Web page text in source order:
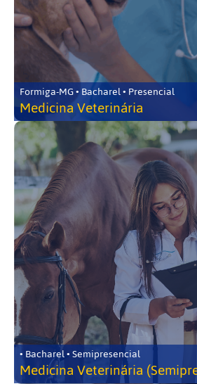
Formiga-MG • Bacharel • Presencial
Medicina Veterinária
• Bacharel • Semipresencial
Medicina Veterinária